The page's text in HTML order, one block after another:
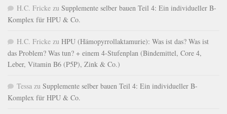
H.C. Fricke zu Supplemente selber bauen Teil 4: Ein individueller B-
Komplex für HPU & Co.
H.C. Fricke zu HPU (Hämopyrrollaktamurie): Was ist das? Was ist
das Problem? Was tun? + einem 4-Stufenplan (Bindemittel, Core 4,
Leber, Vitamin B6 (P5P), Zink & Co.)
Tessa zu Supplemente selber bauen Teil 4: Ein individueller B-
Komplex für HPU & Co.